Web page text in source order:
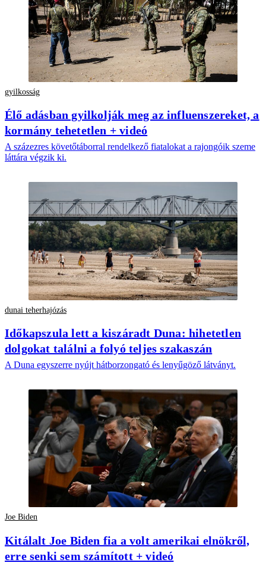
gyilkosság
Élő adásban gyilkolják meg az influenszereket, a
kormány tehetetlen + videó
A százezres követőtáborral rendelkező fiatalokat a rajongóik szeme
láttára végzik ki.
dunai teherhajózás
Időkapszula lett a kiszáradt Duna: hihetetlen
dolgokat találni a folyó teljes szakaszán
A Duna egyszerre nyújt hátborzongató és lenyűgöző látványt.
Joe Biden
Kitálalt Joe Biden fia a volt amerikai elnökről,
erre senki sem számított + videó